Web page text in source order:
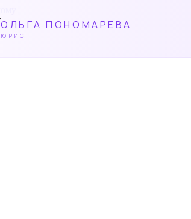
ОЛЬГА ПОНОМАРЕВА
ЮРИСТ